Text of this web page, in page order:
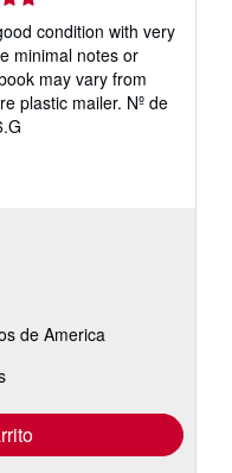
condition with very
minimal notes or
may vary from
plastic mailer. Nº de
de America